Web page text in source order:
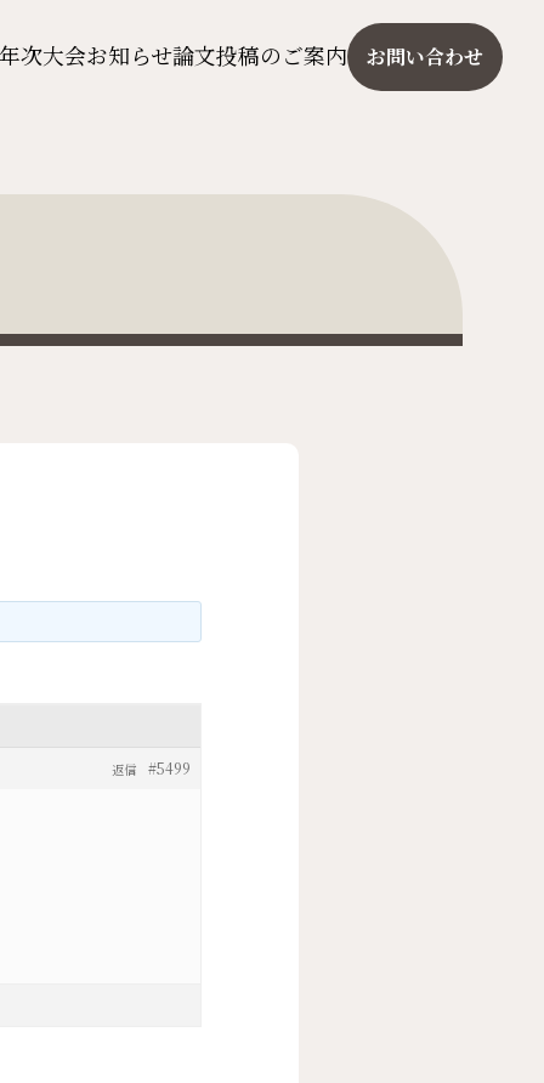
年次大会お知らせ論文投稿のご案内 お問い合わせ
#5499
返信